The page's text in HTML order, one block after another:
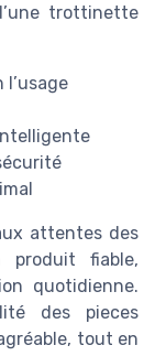
trottinette
l’usage
attentes des
produit fiable,
quotidienne.
des pieces
tout en